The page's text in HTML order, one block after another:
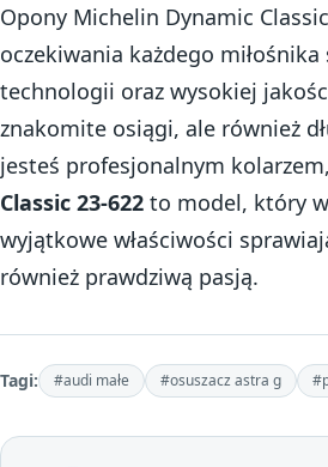
Opony Michelin Dynamic
oczekiwania każdego
technologii oraz wysokiej
znakomite osiągi, ale również
jesteś profesjonalnym
Classic 23-622 to model, który
wyjątkowe właściwości
również prawdziwą pasją.
Tagi: #audi małe #osuszacz astra g